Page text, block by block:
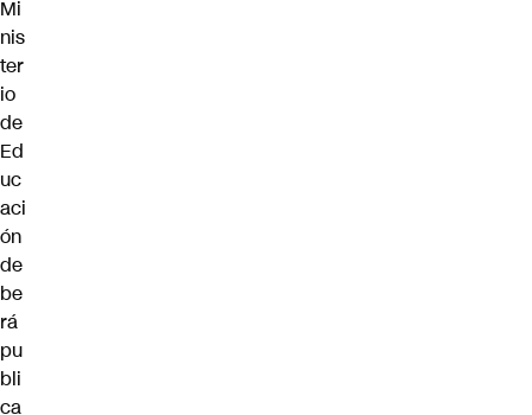
Mi
nis
ter
io
de
Ed
uc
aci
ón
de
be
rá
pu
bli
ca